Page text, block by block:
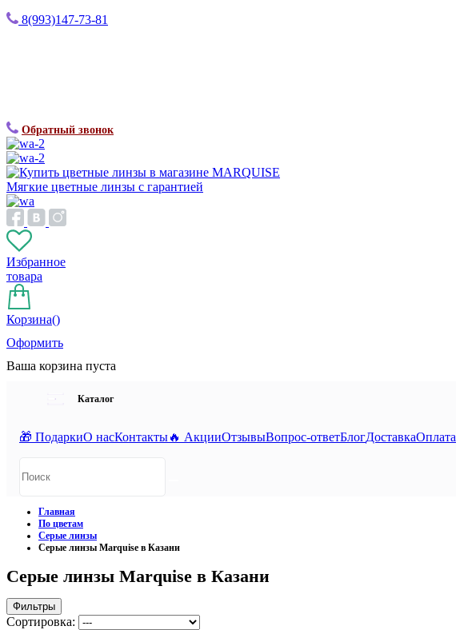
8(993)147-73-81
Обратный звонок
Мягкие цветные линзы с гарантией
Избранное
товара
Корзина()
Оформить
Ваша корзина пуста
Каталог
🎁 ПодаркиО насКонтакты🔥 АкцииОтзывыВопрос-ответБлогДоставкаОплата
Главная
По цветам
Серые линзы
Серые линзы Marquise в Казани
Серые линзы Marquise в Казани
Фильтры
Сортировка: